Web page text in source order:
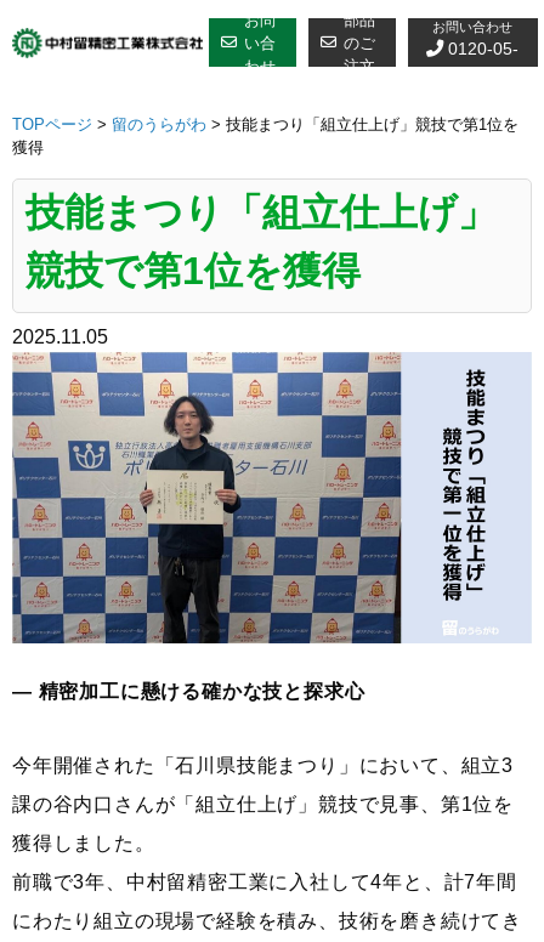
to
お問
い合
わせ
部品
のご
注文
お問い合わせ
0120-05-
TOPページ > 留のうらがわ > 技能まつり「組立仕上げ」競技で第1位を
獲得
技能まつり「組立仕上げ」
競技で第1位を獲得
2025.11.05
― 精密加工に懸ける確かな技と探求心
今年開催された「石川県技能まつり」において、組立3
課の谷内口さんが「組立仕上げ」競技で見事、第1位を
獲得しました。
前職で3年、中村留精密工業に入社して4年と、計7年間
にわたり組立の現場で経験を積み、技術を磨き続けてき